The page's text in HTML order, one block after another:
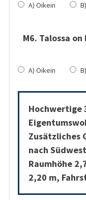
A) Oikein
M6. Talossa on
A) Oikein
Hochwertige
Zusätzliches
nach
Raumhöhe
2,20 m,